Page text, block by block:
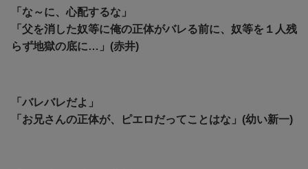
「な～に、心配するな」
「父を消した奴等に俺の正体がバレる前に、奴等を１人残
らず地獄の底に…」(赤井)
「バレバレだよ」
「お兄さんの正体が、ピエロだってことはな」(幼い新一)